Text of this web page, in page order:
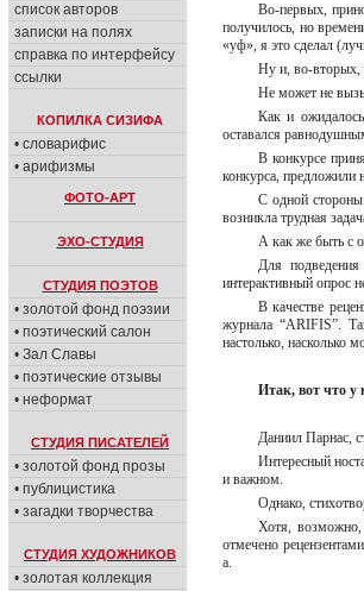
список авторов
записки на полях
справка по интерфейсу
ссылки
КОПИЛКА СИЗИФА
• словарифис
• арифизмы
ФОТО-АРТ
ЭХО-СТУДИЯ
СТУДИЯ ПОЭТОВ
• золотой фонд поэзии
• поэтический салон
• Зал Славы
• поэтические отзывы
• неформат
СТУДИЯ ПИСАТЕЛЕЙ
• золотой фонд прозы
• публицистика
• загадки творчества
СТУДИЯ ХУДОЖНИКОВ
• золотая коллекция
Во-первых,
получилось, но
«уф», я это сделал
Ну и, во-вторых,
Не может не
Как и
оставался
В конкурсе
конкурса, предложили
С одной стороны
возникла трудная
А как же быть с
Для
интерактивный опрос
В качестве
журнала “ARIFIS”.
настолько, насколько
Итак, вот что у
Даниил Парнас,
Интересный
и важном.
Однако,
Хотя, возможно,
отмечено
а.